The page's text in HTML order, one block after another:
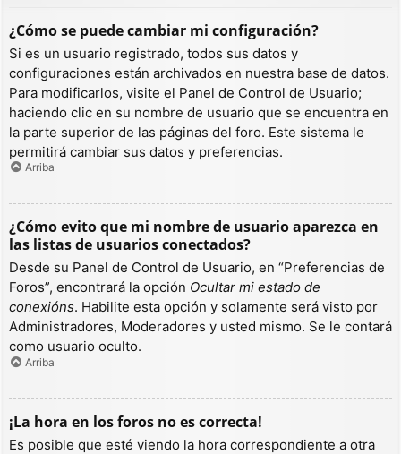
¿Cómo se puede cambiar mi configuración?
Si es un usuario registrado, todos sus datos y
configuraciones están archivados en nuestra base de datos.
Para modificarlos, visite el Panel de Control de Usuario;
haciendo clic en su nombre de usuario que se encuentra en
la parte superior de las páginas del foro. Este sistema le
permitirá cambiar sus datos y preferencias.
Arriba
¿Cómo evito que mi nombre de usuario aparezca en
las listas de usuarios conectados?
Desde su Panel de Control de Usuario, en “Preferencias de
Foros”, encontrará la opción Ocultar mi estado de
conexións. Habilite esta opción y solamente será visto por
Administradores, Moderadores y usted mismo. Se le contará
como usuario oculto.
Arriba
¡La hora en los foros no es correcta!
Es posible que esté viendo la hora correspondiente a otra